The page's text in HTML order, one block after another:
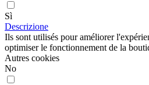
Sì
Descrizione
Ils sont utilisés pour améliorer
optimiser le fonctionnement de la
Autres cookies
No